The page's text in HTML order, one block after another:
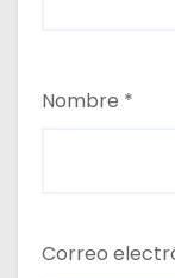
Nombre *
Correo